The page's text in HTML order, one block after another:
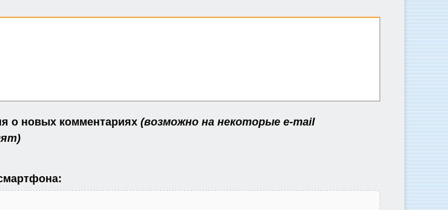
о новых комментариях (возможно на некоторые e-mail